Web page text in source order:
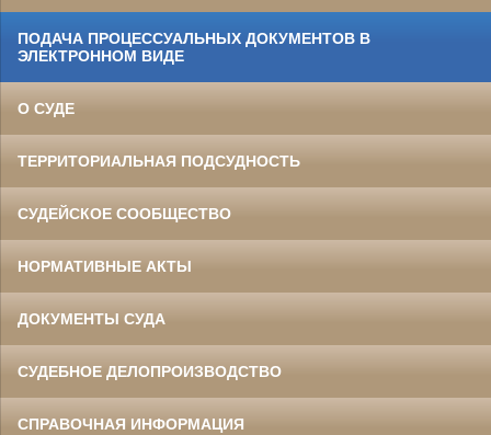
ПОДАЧА ПРОЦЕССУАЛЬНЫХ ДОКУМЕНТОВ В
ЭЛЕКТРОННОМ ВИДЕ
О СУДЕ
ТЕРРИТОРИАЛЬНАЯ ПОДСУДНОСТЬ
СУДЕЙСКОЕ СООБЩЕСТВО
НОРМАТИВНЫЕ АКТЫ
ДОКУМЕНТЫ СУДА
СУДЕБНОЕ ДЕЛОПРОИЗВОДСТВО
СПРАВОЧНАЯ ИНФОРМАЦИЯ